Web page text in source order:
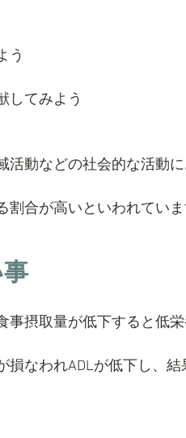
う
してみよう
活動などの社会的な活動
合が高いといわれていま
摂取量が低下すると低
なわれADLが低下し、結